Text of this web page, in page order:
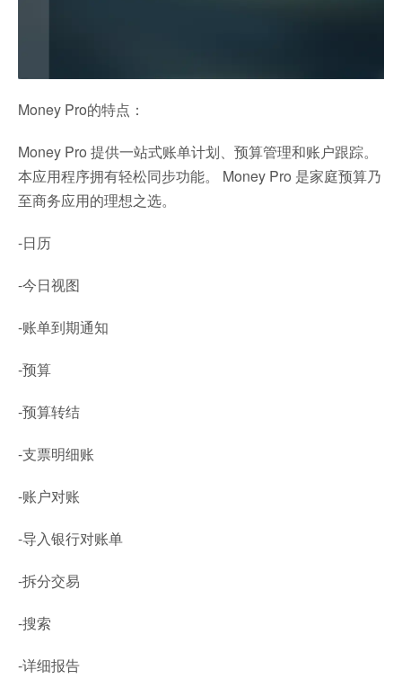
Money Pro的特点：
Money Pro 提供一站式账单计划、预算管理和账户跟踪。
本应用程序拥有轻松同步功能。 Money Pro 是家庭预算乃
至商务应用的理想之选。
-日历
-今日视图
-账单到期通知
-预算
-预算转结
-支票明细账
-账户对账
-导入银行对账单
-拆分交易
-搜索
-详细报告